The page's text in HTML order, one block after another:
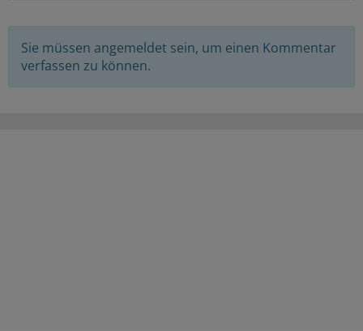
Sie müssen angemeldet sein, um einen Kommentar
verfassen zu können.